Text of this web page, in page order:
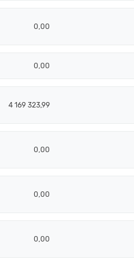
0,00
0,00
4 169 323,99
0,00
0,00
0,00